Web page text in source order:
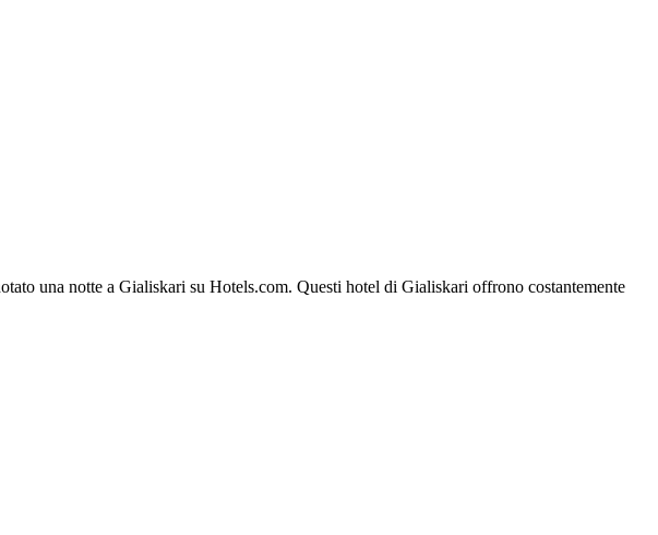
una notte a Gialiskari su Hotels.com. Questi hotel di Gialiskari offrono costantemente